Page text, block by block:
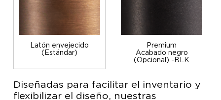
Latón envejecido
(Estándar)
Premium
Acabado negro
(Opcional) -BLK
Diseñadas para facilitar el inventario y
flexibilizar el diseño, nuestras